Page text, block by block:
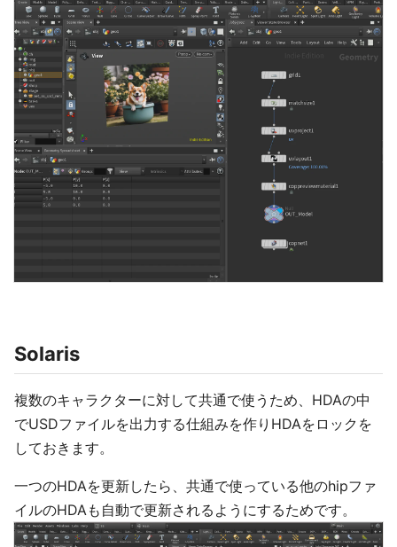
Solaris
複数のキャラクターに対して共通で使うため、HDAの中
でUSDファイルを出力する仕組みを作りHDAをロックを
しておきます。
一つのHDAを更新したら、共通で使っている他のhipファ
イルのHDAも自動で更新されるようにするためです。